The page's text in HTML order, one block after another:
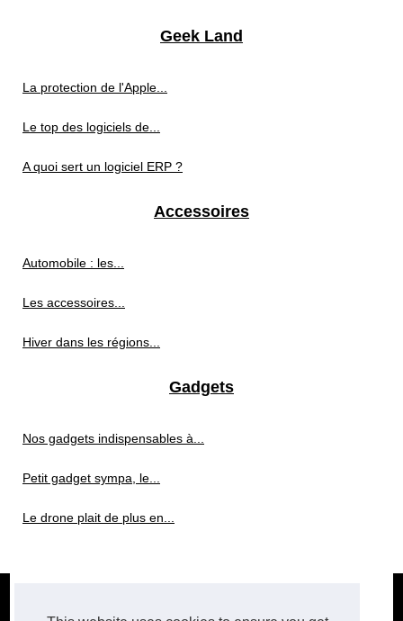
Geek Land
La protection de l'Apple...
Le top des logiciels de...
A quoi sert un logiciel ERP ?
Accessoires
Automobile : les...
Les accessoires...
Hiver dans les régions...
Gadgets
Nos gadgets indispensables à...
Petit gadget sympa, le...
Le drone plait de plus en...